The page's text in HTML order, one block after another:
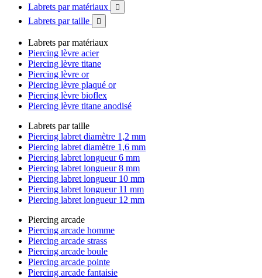
Labrets par matériaux

Labrets par taille 
Labrets par matériaux
Piercing lèvre acier
Piercing lèvre titane
Piercing lèvre or
Piercing lèvre plaqué or
Piercing lèvre bioflex
Piercing lèvre titane anodisé
Labrets par taille
Piercing labret diamètre 1,2 mm
Piercing labret diamètre 1,6 mm
Piercing labret longueur 6 mm
Piercing labret longueur 8 mm
Piercing labret longueur 10 mm
Piercing labret longueur 11 mm
Piercing labret longueur 12 mm
Piercing arcade
Piercing arcade homme
Piercing arcade strass
Piercing arcade boule
Piercing arcade pointe
Piercing arcade fantaisie